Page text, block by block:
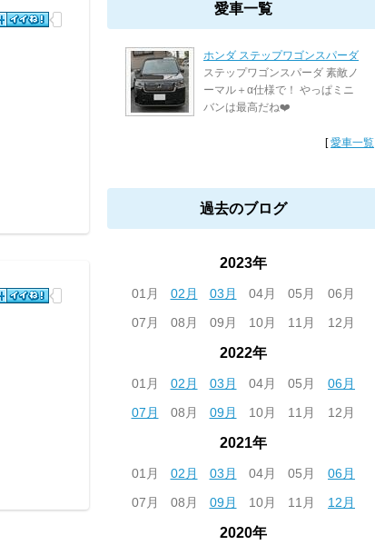
愛車一覧
ホンダ ステップワゴンスパーダ
ステップワゴンスパーダ 素敵ノ
ーマル＋α仕様で！ やっぱミニ
バンは最高だね❤️
[愛車一覧
過去のブログ
2023年
01月 02月 03月 04月 05月
06月
07月
08月 09月 10月 11月 12月
2022年
01月 02月 03月 04月 05月
06月
07月
08月 09月 10月 11月 12月
2021年
01月 02月 03月 04月 05月
06月
07月
08月 09月 10月 11月 12月
2020年